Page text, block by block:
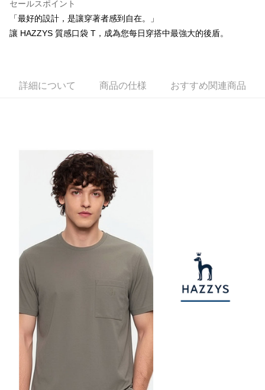
発生した場合は、システムの評価基準に達していないことを意味し、評価
内容についての説明はいたしかねます。
2. SMSのリンクを通じて請求書を開いた後、「コンビニバーコード／台湾
大直営店舗／銀行振込／街口支払い／iPASS MONEY」などのチャネルで
購入できるようにし、店舗が売買／分割払い売買の債権を当社に譲渡した
後、契約に基づいて当社の請求書で帳款を支払うことになります。
2. 「OP Pay Later」を利用する契約関係の目的から、店舗はあなたの個人
情報（名前、電話または住所を含む）を台湾大哥大に提供し、収集、処理
および利用するために、当社があなた本人と分割請求書に必要な情報の確
認、照合および修正を行います。
3. 完全なユーザーサービス規約については、以下のリンクを参照してくだ
https://oppay.tw/userRule
5.商品受け取り時のお支払いは不要です。商品を確かめてから、SMSまた
はアプリの通知に従って、4大コンビニ、またはATM/オンラインバンキン
まで延長できます。
わらず、AFTEEで指定された期限内にお支払いください。
二、支払い限度額
1.初回 AFTEEを ご利用の際に、認証結果及び当社の審査の結果に基づ
き、限度額が設定されます。
2.決済金額は最低NT$20です。
3.現在、台湾の会員のみご利用いただけます。
三、利用規約「AFTEE代金後払い」（以下当サービスという）はネットプ
ロテクションズ（以下 AFTEE という）が提供し、AFTEEが代金を徴収し
ます。当サービスご利用の際に提供しなければならない個人情報（注文者
の氏名、電話番号、受取人の氏名、電話番号、受取人住所を含むがこれに
限らない）は、AFTEEに渡され当サービスで必要な範囲内で利用されま
す。AFTEEの個人情報の収集、処理、利用について、詳細はAFTEE公式ホ
ームページの『個人情報の収集、処理及び利用に関する声明』をご参照く
ださい（
https://aftee.tw/privacypolicy/ ）。
AFTEEの初回ご利用の際に、審査を通過すれば、最高額がNT$10,000にな
ります。支払い期限を過ぎた場合、その金額に基づいて年利20%の遅延滞
納金が加算されます。未成年の利用者は、事前に法定代理人または後見人
の同意を得ればAFTEEをご利用いただけます。
個人情報の処理、利用について疑問がある、または関連する法律の権利を
送料無料
付款後全家取貨
送料無料
付款後7-11取貨
離島宅配
送料無料
セールスポイント
「最好的設計，是讓穿著者感到自在。」
讓 HAZZYS 質感口袋 T，成為您每日穿搭中最強大的後盾。
詳細について 商品の仕様 おすすめ関連商品